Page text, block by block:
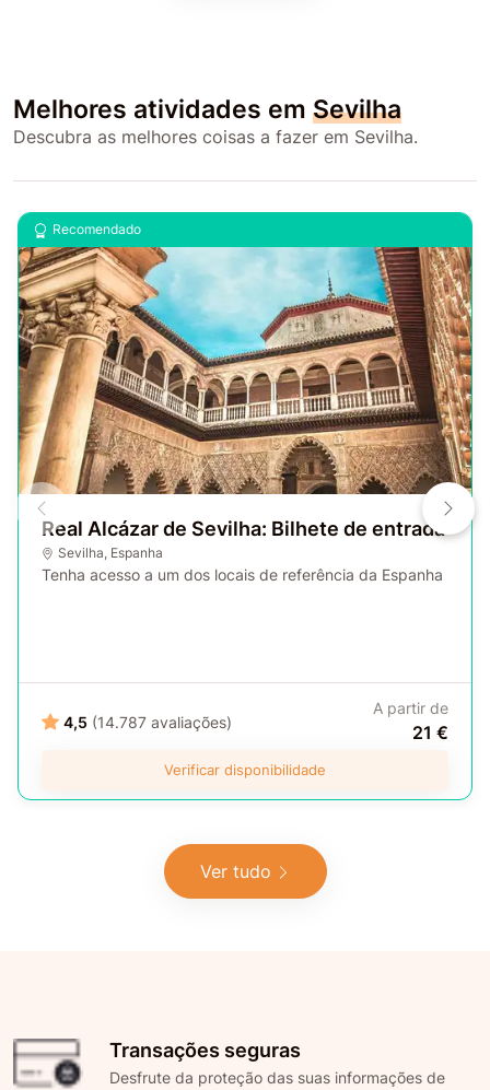
Melhores atividades em Sevilha
Descubra as melhores coisas a fazer em Sevilha.
Recomendado
Real Alcázar de Sevilha: Bilhete de entrada
Sevilha, Espanha
Tenha acesso a um dos locais de referência da Espanha
4,5 (14.787 avaliações)
A partir de
21 €
Verificar disponibilidade
Ver tudo
Transações seguras
Desfrute da proteção das suas informações de